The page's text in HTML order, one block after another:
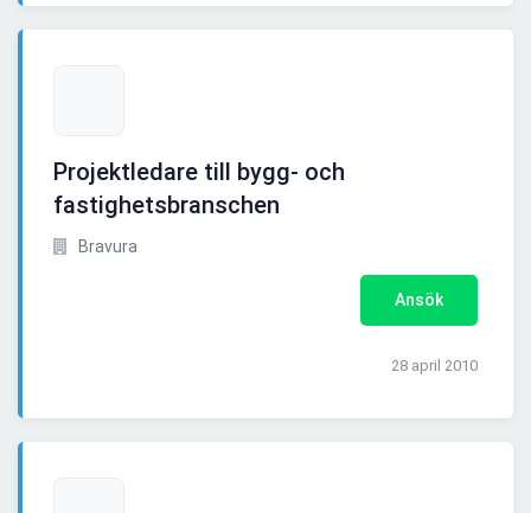
Projektledare till bygg- och
fastighetsbranschen
Bravura
Ansök
28 april 2010